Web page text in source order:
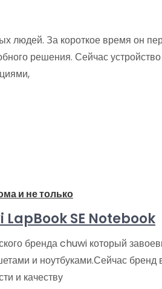
людей. За короткое время он
решения. Сейчас устройство
и не только
LapBook SE Notebook
бренда chuwi который
и ноутбуками.Сейчас бренд
и качеству